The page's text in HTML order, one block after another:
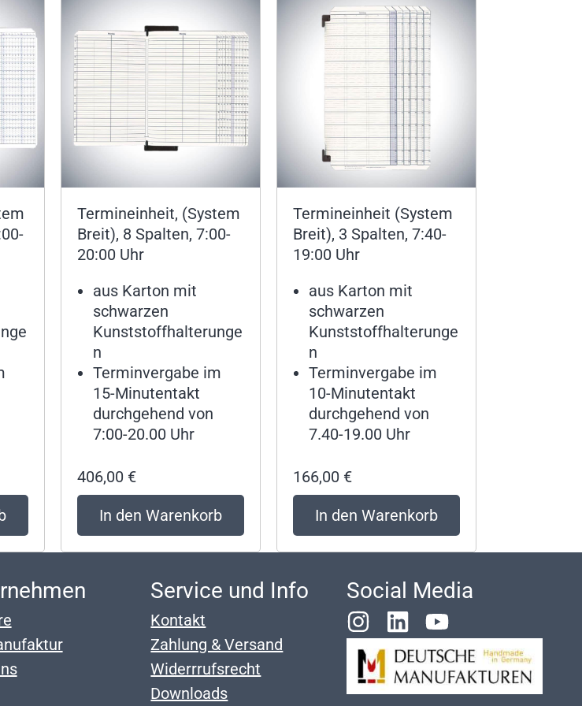
Termineinheit, (System
Breit), 8 Spalten, 7:00-
20:00 Uhr
aus Karton mit
schwarzen
Kunststoffhalterunge
n
Terminvergabe im
15-Minutentakt
durchgehend von
7:00-20.00 Uhr
406,00 €
In den Warenkorb
Termineinheit (System
Breit), 3 Spalten, 7:40-
19:00 Uhr
aus Karton mit
schwarzen
Kunststoffhalterunge
n
Terminvergabe im
10-Minutentakt
durchgehend von
7.40-19.00 Uhr
166,00 €
In den Warenkorb
Service und Info
Kontakt
Zahlung & Versand
Widerrrufsrecht
Downloads
Social Media